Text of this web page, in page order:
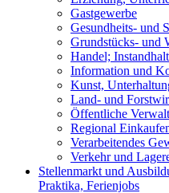
Gastgewerbe
Gesundheits- und
Grundstücks- und
Handel;
Information und
Kunst,
Land- und
Öffentliche
Regional
Verarbeitendes
Verkehr und
Stellenmarkt und
Praktika, Ferienjobs